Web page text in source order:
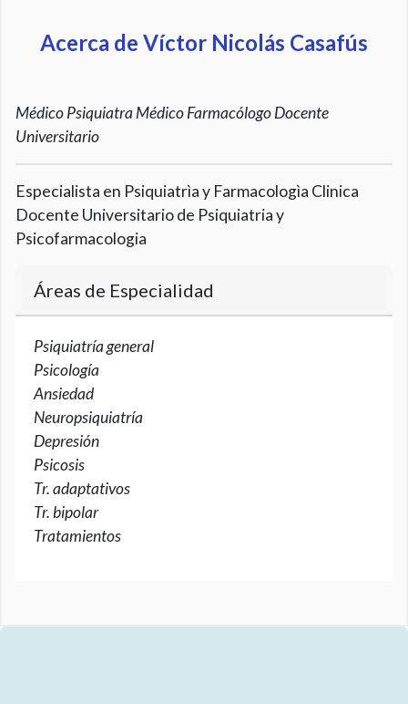
Acerca de Víctor Nicolás Casafús
Médico Psiquiatra Médico Farmacólogo Docente
Universitario
Especialista en Psiquiatrìa y Farmacologìa Clinica
Docente Universitario de Psiquiatria y
Psicofarmacologia
Áreas de Especialidad
Psiquiatría general
Psicología
Ansiedad
Neuropsiquiatría
Depresión
Psicosis
Tr. adaptativos
Tr. bipolar
Tratamientos